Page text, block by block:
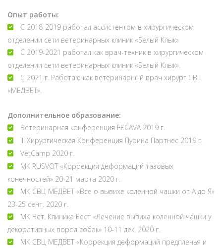
Опыт работы:
С 2018-2019 работал ассистентом в хирургическом
отделении сети ветеринарных клиник «Белый Клык»
С 2019-2021 работал как врач-техник в хирургическом
отделении сети ветеринарных клиник «Белый Клык».
С 2021 г. Работаю как ветеринарный врач хирург СВЦ
«МЕДВЕТ».
Дополнительное образование:
Ветеринарная конференция FECAVA 2019 г.
III Хирургическая Конференция Пурина Партнес 2019 г.
VetCamp 2020 г.
МК RUSVOT «Коррекция деформаций тазовых
конечностей» 20-21 марта 2020 г.
МК СВЦ МЕДВЕТ «Все о вывихе коленной чашки от А до Я»
23-25 сент. 2020 г.
МК Вет. Клиника Бест «Лечение вывиха коленной чашки у
декоративных пород собак» 10-11 дек. 2020 г.
МК СВЦ МЕДВЕТ «Коррекция деформаций предплечья и